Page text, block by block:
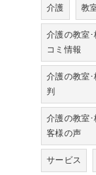
介護 教
介護の教室
コミ情報
介護の教室
判
介護の教室
客様の声
サービス